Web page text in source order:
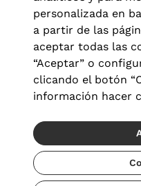
Recíbelo
Aviso legal| Política de
Política de cookies
personalizada en
a partir de las
aceptar todas las
“Aceptar” o
clicando el botón
información hacer